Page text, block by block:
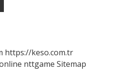
https://keso.com.tr
nttgame Sitemap